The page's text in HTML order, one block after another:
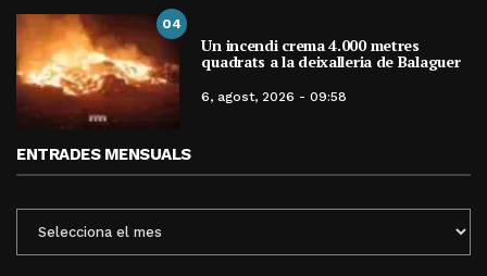
04
Un incendi crema 4.000 metres
quadrats a la deixalleria de Balaguer
6, agost, 2026 - 09:58
ENTRADES MENSUALS
MENSUALS